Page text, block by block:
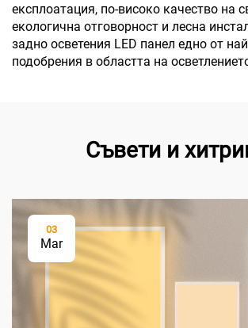
експлоатация, по-високо качество на
екологична отговорност и лесна
задно осветения LED панел едно от
подобрения в областта на
Съвети и
03
Mar